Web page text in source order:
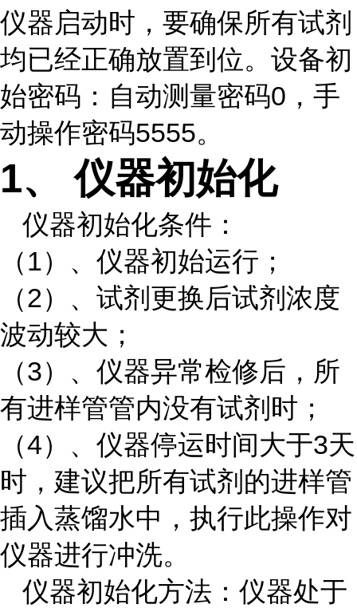
仪器启动时，要确保所有试剂
均已经正确放置到位。设备初
始密码：自动测量密码0，手
动操作密码5555。
1、仪器初始化
仪器初始化条件：
（1）、仪器初始运行；
（2）、试剂更换后试剂浓度
波动较大；
（3）、仪器异常检修后，所
有进样管管内没有试剂时；
（4）、仪器停运时间大于3天
时，建议把所有试剂的进样管
插入蒸馏水中，执行此操作对
仪器进行冲洗。
仪器初始化方法：仪器处于